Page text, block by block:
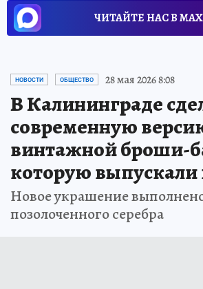
ЧИТАЙТЕ НАС В
НОВОСТИ ОБЩЕСТВО 28 мая 2026 8:08
В Калининграде
современную
винтажной броши-
которую
Новое украшение
позолоченного серебра